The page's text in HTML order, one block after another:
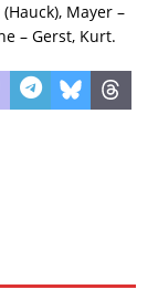
Mayer –
– Gerst, Kurt.